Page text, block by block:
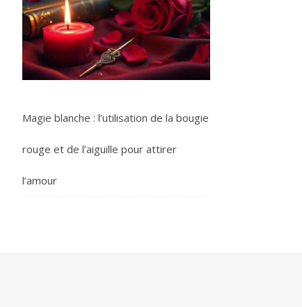
Magie blanche : l’utilisation de la bougie
rouge et de l’aiguille pour attirer
l’amour